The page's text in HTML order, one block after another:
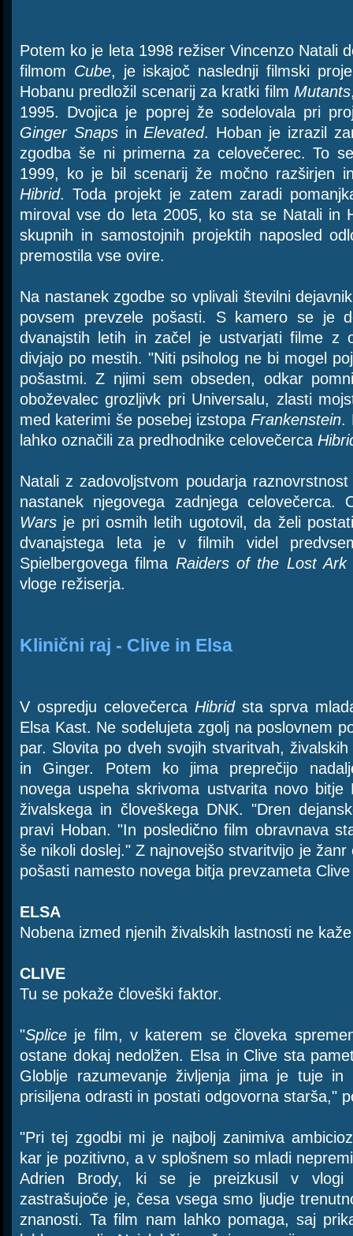
Potem ko je leta 1998 režiser Vincenzo Natali
filmom Cube, je iskajoč naslednji filmski
Hobanu predložil scenarij za kratki film Mutants
1995. Dvojica je poprej že sodelovala pri
Ginger SnapsinElevated. Hoban je izrazil
zgodba še ni primerna za celovečerec. To
1999, ko je bil scenarij že močno razširjen
Hibrid. Toda projekt je zatem zaradi
miroval vse do leta 2005, ko sta se Natali in
skupnih in samostojnih projektih naposled
premostila vse ovire.
Na nastanek zgodbe so vplivali številni
povsem prevzele pošasti. S kamero se je
dvanajstih letih in začel je ustvarjati filme z
divjajo po mestih. "Niti psiholog ne bi mogel
pošastmi. Z njimi sem obseden, odkar
oboževalec grozljivk pri Universalu, zlasti
med katerimi še posebej izstopaFrankenstein.
lahko označili za predhodnike celovečerca
Natali z zadovoljstvom poudarja
nastanek njegovega zadnjega
Wars je pri osmih letih ugotovil, da želi
dvanajstega leta je v filmih videl
Spielbergovega filma Raiders of the Lost Ark
vloge režiserja.
Klinični raj - Clive in Elsa
V ospredju celovečerca Hibridsta sprva
Elsa Kast. Ne sodelujeta zgolj na poslovnem
par. Slovita po dveh svojih stvaritvah,
in Ginger. Potem ko jima preprečijo
novega uspeha skrivoma ustvarita novo bitje
živalskega in človeškega DNK. "Dren
pravi Hoban. "In posledično film obravnava
še nikoli doslej." Z najnovejšo stvaritvijo je
pošasti namesto novega bitja prevzameta
ELSA
Nobena izmed njenih živalskih lastnosti ne
CLIVE
Tu se pokaže človeški faktor.
"Splice je film, v katerem se človeka
ostane dokaj nedolžen. Elsa in Clive sta
Globlje razumevanje življenja jima je tuje
prisiljena odrasti in postati odgovorna starša,"
"Pri tej zgodbi mi je najbolj zanimiva
kar je pozitivno, a v splošnem so mladi
Adrien Brody, ki se je preizkusil v vlogi
zastrašujoče je, česa vsega smo ljudje
znanosti. Ta film nam lahko pomaga, saj